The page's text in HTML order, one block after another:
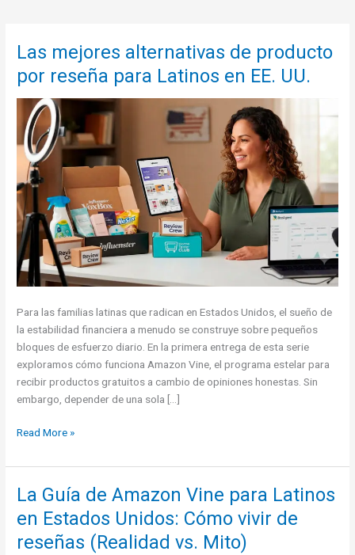
Las mejores alternativas de producto
por reseña para Latinos en EE. UU.
Para las familias latinas que radican en Estados Unidos, el sueño de
la estabilidad financiera a menudo se construye sobre pequeños
bloques de esfuerzo diario. En la primera entrega de esta serie
exploramos cómo funciona Amazon Vine, el programa estelar para
recibir productos gratuitos a cambio de opiniones honestas. Sin
embargo, depender de una sola […]
Las
alternativas
producto
por
reseña
Read More »
La Guía de Amazon Vine para Latinos
en Estados Unidos: Cómo vivir de
reseñas (Realidad vs. Mito)